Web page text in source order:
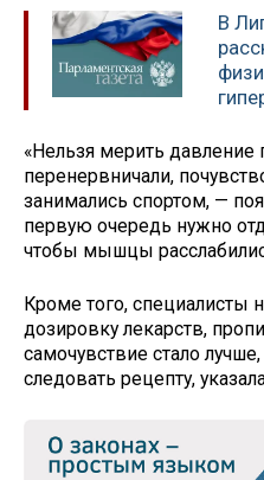
В
«Нельзя мерить давление
перенервничали,
занимались спортом, —
первую очередь нужно
чтобы мышцы
Кроме того, специалисты
дозировку лекарств,
самочувствие стало
следовать рецепту,